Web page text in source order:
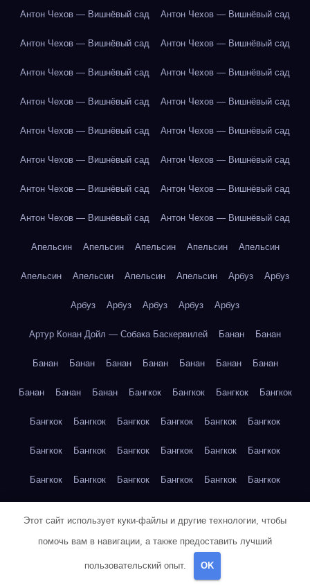
Антон Чехов — Вишнёвый сад Антон Чехов — Вишнёвый сад
Антон Чехов — Вишнёвый сад Антон Чехов — Вишнёвый сад
Антон Чехов — Вишнёвый сад Антон Чехов — Вишнёвый сад
Антон Чехов — Вишнёвый сад Антон Чехов — Вишнёвый сад
Антон Чехов — Вишнёвый сад Антон Чехов — Вишнёвый сад
Антон Чехов — Вишнёвый сад Антон Чехов — Вишнёвый сад
Антон Чехов — Вишнёвый сад Антон Чехов — Вишнёвый сад
Антон Чехов — Вишнёвый сад Антон Чехов — Вишнёвый сад
Апельсин Апельсин Апельсин Апельсин Апельсин
Апельсин Апельсин Апельсин Апельсин Арбуз Арбуз
Арбуз Арбуз Арбуз Арбуз Арбуз
Артур Конан Дойл — Собака Баскервилей Банан Банан
Банан Банан Банан Банан Банан Банан Банан
Банан Банан Банан Бангкок Бангкок Бангкок Бангкок
Бангкок Бангкок Бангкок Бангкок Бангкок Бангкок
Бангкок Бангкок Бангкок Бангкок Бангкок Бангкок
Бангкок Бангкок Бангкок Бангкок Бангкок Бангкок
Берлин Берлин Берлин Берлин Берлин Берлин
Берлин Берлин Берлин Берлин
Этот сайт использует куки-файлы и другие технологии, чтобы
помочь вам в навигации, а также предоставить лучший
пользовательский опыт. OK